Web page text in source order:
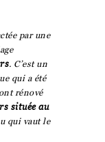
par une
. C’est un
qui a été
rénové
située au
qui vaut le